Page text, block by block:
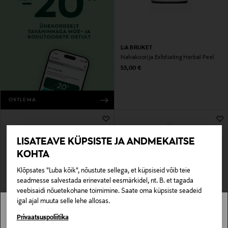
LISATEAVE KÜPSISTE JA ANDMEKAITSE
KOHTA
Klõpsates "Luba kõik", nõustute sellega, et küpsiseid võib teie
seadmesse salvestada erinevatel eesmärkidel, nt. B. et tagada
veebisaidi nõuetekohane toimimine. Saate oma küpsiste seadeid
igal ajal muuta selle lehe allosas.
Privaatsuspoliitika
OSTLEMA
L:A BRUKET
Nahakoorija Exfoliating Herbal Peel
Original Price
53,00 €
CLARINS
Stockmann pole Sinu riigis saadaval.